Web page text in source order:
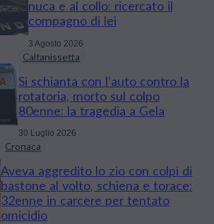
nuca e al collo: ricercato il
compagno di lei
3 Agosto 2026
Caltanissetta
Si schianta con l’auto contro la
rotatoria, morto sul colpo
80enne: la tragedia a Gela
30 Luglio 2026
Cronaca
Aveva aggredito lo zio con colpi di
bastone al volto, schiena e torace:
32enne in carcere per tentato
omicidio